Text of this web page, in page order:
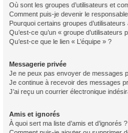
Où sont les groupes d’utilisateurs et
Comment puis-je devenir le responsable
Pourquoi certains groupes
Qu’est-ce qu’un « groupe d’utilisateurs
Qu’est-ce que le lien « L’équipe » ?
Messagerie privée
Je ne peux pas envoyer de messages
Je continue à recevoir des messages
J’ai reçu un courrier électronique
Amis et ignorés
À quoi sert ma liste d’amis et d’ignorés ?